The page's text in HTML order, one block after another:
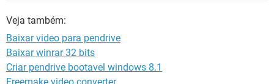
Veja também:
Baixar video para pendrive
Baixar winrar 32 bits
Criar pendrive bootavel windows 8.1